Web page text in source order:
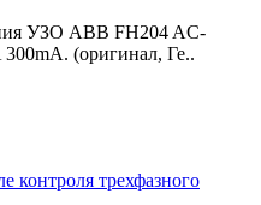
УЗО ABB FH204 AC-
(оригинал, Ге..
контроля трехфазного